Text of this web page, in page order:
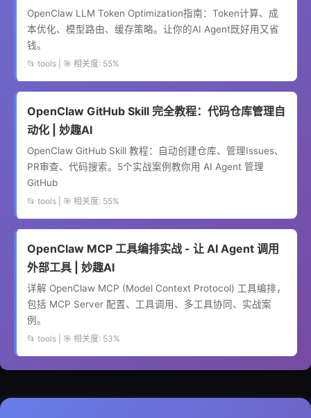
OpenClaw LLM Token Optimization指南：Token计算、成
本优化、模型路由、缓存策略。让你的AI Agent既好用又省
钱。
📂 tools | 🎯 相关度: 55%
OpenClaw GitHub Skill 完全教程：代码仓库管理自
动化 | 妙趣AI
OpenClaw GitHub Skill 教程：自动创建仓库、管理Issues、
PR审查、代码搜索。5个实战案例教你用 AI Agent 管理
GitHub
📂 tools | 🎯 相关度: 55%
OpenClaw MCP 工具编排实战 - 让 AI Agent 调用
外部工具 | 妙趣AI
详解 OpenClaw MCP (Model Context Protocol) 工具编排，
包括 MCP Server 配置、工具调用、多工具协同、实战案
例。
📂 tools | 🎯 相关度: 53%